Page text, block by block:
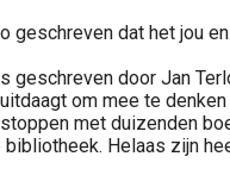
dat het jou
door Jan
om mee te
met duizenden
Helaas zijn